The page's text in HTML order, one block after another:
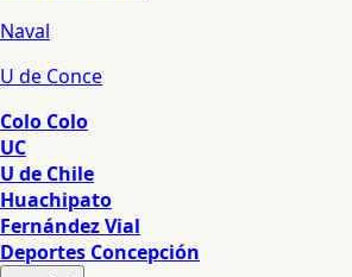
Naval
U de Conce
Colo Colo
UC
U de Chile
Huachipato
Fernández Vial
Deportes Concepción